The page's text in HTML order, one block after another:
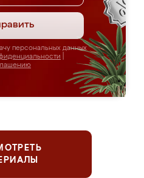
персональных данных